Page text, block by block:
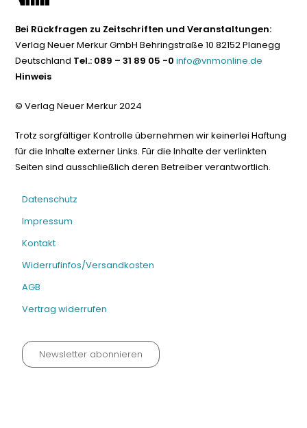
Bei Rückfragen zu Zeitschriften und Veranstaltungen:
Verlag Neuer Merkur GmbH Behringstraße 10 82152 Planegg
Deutschland Tel.: 089 – 31 89 05 -0 info@vnmonline.de
Hinweis
© Verlag Neuer Merkur 2024
Trotz sorgfältiger Kontrolle übernehmen wir keinerlei Haftung
für die Inhalte externer Links. Für die Inhalte der verlinkten
Seiten sind ausschließlich deren Betreiber verantwortlich.
Datenschutz
Impressum
Kontakt
Widerrufinfos/Versandkosten
AGB
Vertrag widerrufen
Newsletter abonnieren